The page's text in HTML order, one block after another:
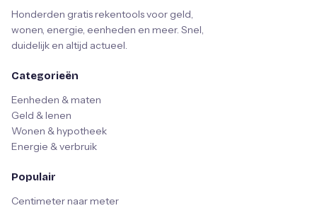
Honderden gratis rekentools voor geld,
wonen, energie, eenheden en meer. Snel,
duidelijk en altijd actueel.
Categorieën
Eenheden & maten
Geld & lenen
Wonen & hypotheek
Energie & verbruik
Populair
Centimeter naar meter